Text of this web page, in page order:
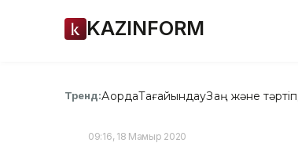
KAZINFORM
Тренд:АқордаТағайындауЗаң және тәртіп
09:16, 18 Мамыр 2020